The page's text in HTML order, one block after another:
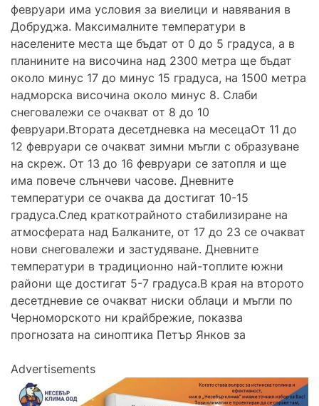
февруари има условия за виелици и навявания в
Добруджа. Максималните температури в
населените места ще бъдат от 0 до 5 градуса, а в
планините на височина над 2300 метра ще бъдат
около минус 17 до минус 15 градуса, на 1500 метра
надморска височина около минус 8. Слаби
снеговалежи се очакват от 8 до 10
февруари.Втората десетдневка на месецаОт 11 до
12 февруари се очакват зимни мъгли с образуване
на скреж. От 13 до 16 февруари се затопля и ще
има повече слънчеви часове. Дневните
температури се очаква да достигат 10-15
градуса.След краткотрайното стабилизиране на
атмосферата над Балканите, от 17 до 23 се очакват
нови снеговалежи и застудяване. Дневните
температури в традиционно най-топлите южни
райони ще достигат 5-7 градуса.В края на второто
десетдневие се очакват ниски облаци и мъгли по
Черноморското ни крайбрежие, показва
прогнозата на синоптика Петър Янков за
Advertisements